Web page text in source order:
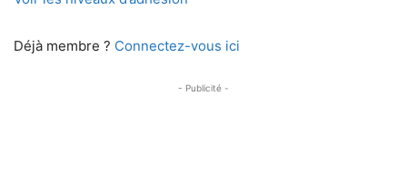
Déjà membre ? Connectez-vous ici
- Publicité -